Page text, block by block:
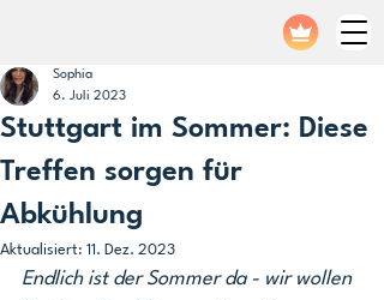
Stuttgart im Sommer: Diese
Treffen sorgen für
Abkühlung
Sophia
6. Juli 2023
Aktualisiert: 11. Dez. 2023
Endlich ist der Sommer da - wir wollen